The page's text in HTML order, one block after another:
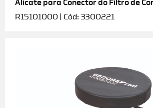
Alicate para Conector do Filtro de
R15101000 | Cód: 3300221